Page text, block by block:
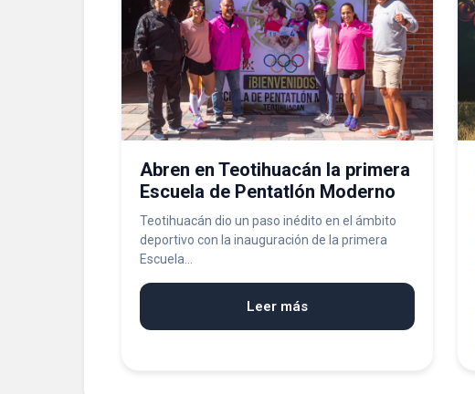
Abren en Teotihuacán la primera
Escuela de Pentatlón Moderno
Teotihuacán dio un paso inédito en el ámbito
deportivo con la inauguración de la primera
Escuela...
Leer más